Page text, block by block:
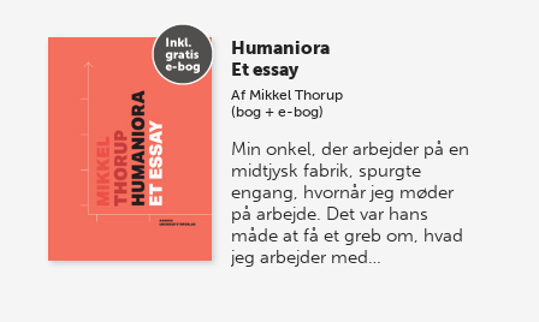
Humaniora
Et essay
Af Mikkel Thorup
(bog + e-bog)
Min onkel, der arbejder på en
midtjysk fabrik, spurgte
engang, hvornår jeg møder
på arbejde. Det var hans
måde at få et greb om, hvad
jeg arbejder med…